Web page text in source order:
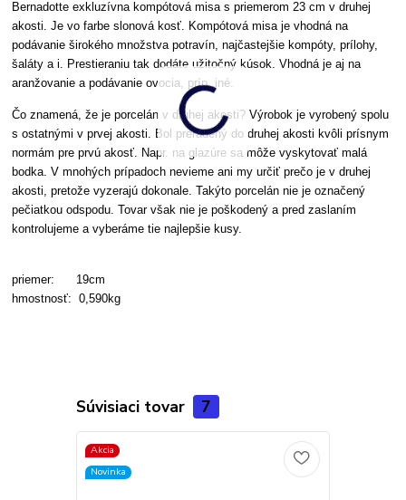
Bernadotte exkluzívna kompótová misa s priemerom 23 cm v druhej
akosti.Je vo farbe slonová kosť. Kompótová misa je vhodná na
podávanie širokého množstva potravín, najčastejšie kompóty, prílohy,
šaláty a i. Prestieraniu tak dodáte užitočný kúsok. Vhodná je aj na
aranžovanie a podávanie ovocia, príp. iné.
Čo znamená, že je porcelán v druhej akosti? Výrobok je vyrobený spolu
s ostatnými v prvej akosti. Bol preradený do druhej akosti kvôli prísnym
normám pre prvú akosť. Napr. na glazúre sa môže vyskytovať malá
bodka. V mnohých prípadoch nevieme ani my určiť prečo je v druhej
akosti, pretože vyzerajú dokonale. Takýto porcelán nie je označený
pečiatkou odspodu. Tovar však nie je poškodený a pred zaslaním
kontrolujeme a vyberáme tie najlepšie kusy.
priemer: 19cm
hmostnosť: 0,590kg
Súvisiaci tovar 7
Akcia
Novinka